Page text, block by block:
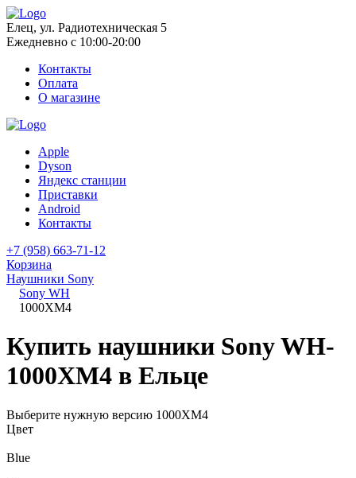
Елец, ул. Радиотехническая 5
Ежедневно с 10:00-20:00
Контакты
Оплата
О магазине
Apple
Dyson
Яндекс станции
Приставки
Android
Контакты
+7 (958) 663-71-12
Корзина
Наушники Sony
Sony WH
1000XM4
Купить наушники Sony WH-
1000XM4 в Ельце
Выберите нужную версию 1000XM4
Цвет
Blue